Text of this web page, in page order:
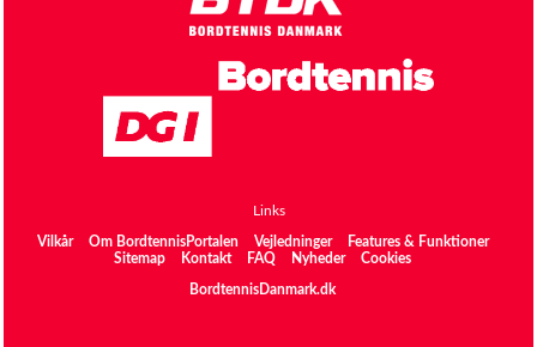
Links
Vilkår Om BordtennisPortalen Vejledninger
Features & Funktioner
Sitemap
Kontakt FAQ Nyheder Cookies
BordtennisDanmark.dk